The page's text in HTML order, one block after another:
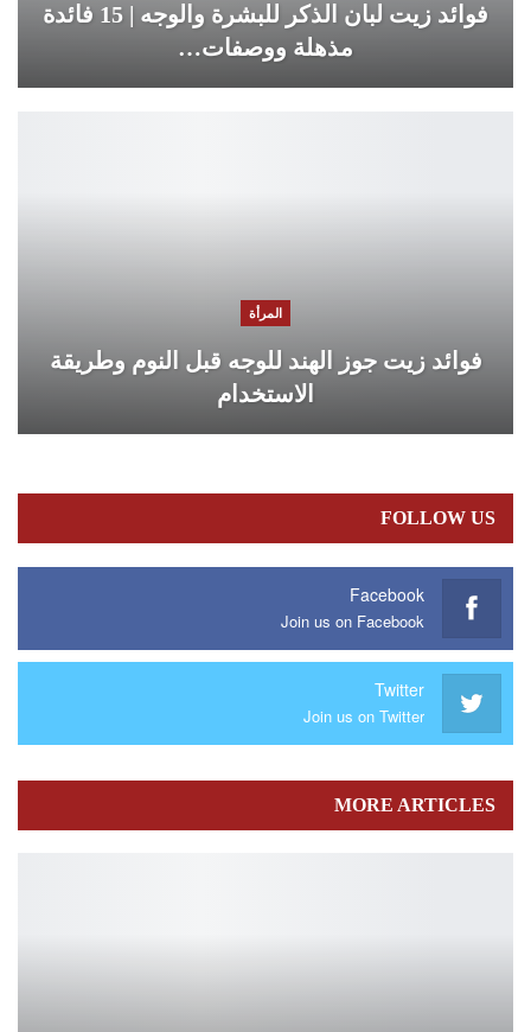
فوائد زيت لبان الذكر للبشرة والوجه | 15 فائدة
مذهلة ووصفات…
المرأة
فوائد زيت جوز الهند للوجه قبل النوم وطريقة
الاستخدام
FOLLOW US
Facebook
Join us on Facebook
Twitter
Join us on Twitter
MORE ARTICLES